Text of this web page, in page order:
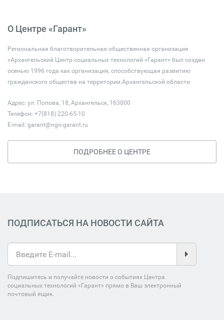
О Центре «Гарант»
Региональная благотворительная общественная организация
«Архангельский Центр социальных технологий «Гарант» был создан
осенью 1996 года как организация, способствующая развитию
гражданского общества на территории Архангельской области
Адрес: ул. Попова, 18, Архангельск, 163000
Телефон: +7(818) 220-65-10
E-mail: garant@ngo-garant.ru
ПОДРОБНЕЕ О ЦЕНТРЕ
ПОДПИСАТЬСЯ НА НОВОСТИ САЙТА
Подпишитесь и получайте новости о событиях Центра
социальных технологий «Гарант» прямо в Ваш электронный
почтовый ящик.